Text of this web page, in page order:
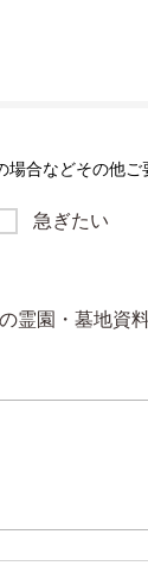
合などその他
急ぎたい
霊園・墓地資